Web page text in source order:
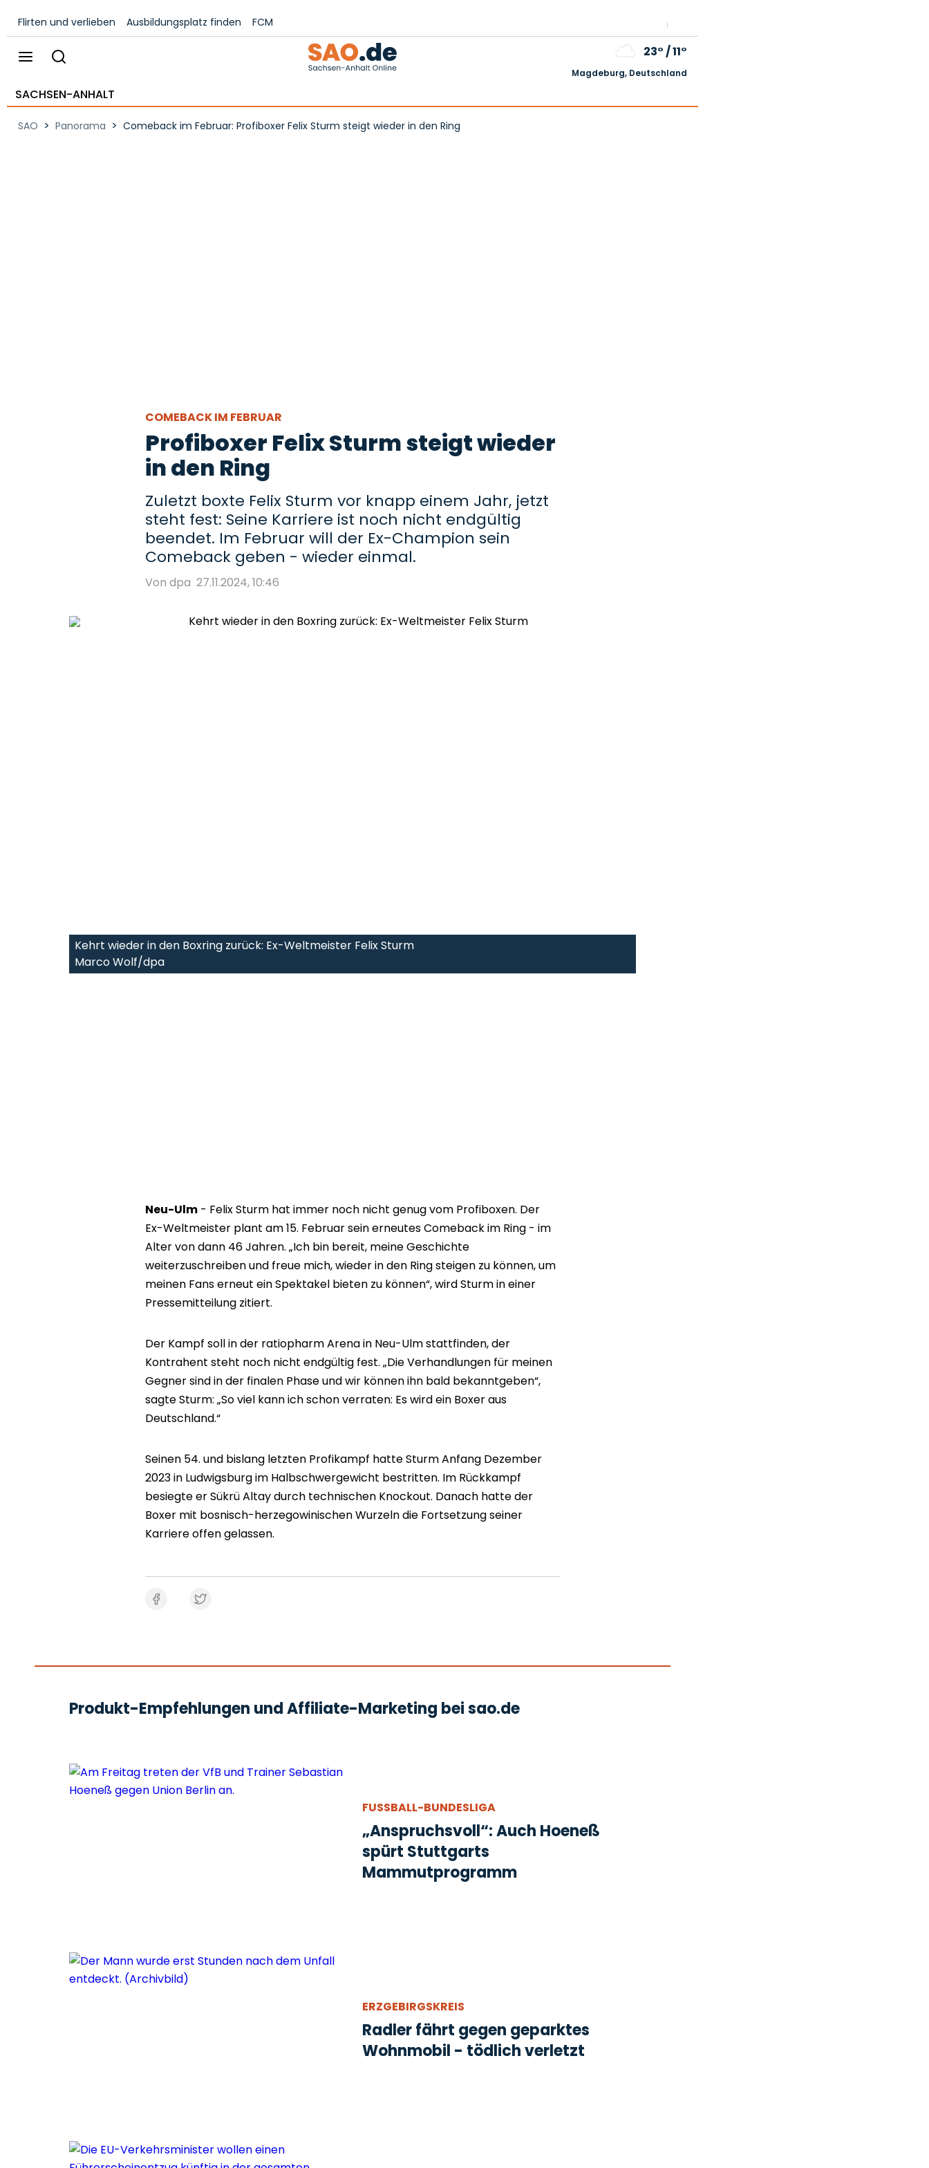
Flirten und verlieben Ausbildungsplatz finden FCM
23°/11°
Magdeburg, Deutschland
SACHSEN-ANHALT
SAO > Panorama > Comeback im Februar: Profiboxer Felix Sturm steigt wieder in den Ring
COMEBACK IM FEBRUAR
Profiboxer Felix Sturm steigt wieder
in den Ring
Zuletzt boxte Felix Sturm vor knapp einem Jahr, jetzt
steht fest: Seine Karriere ist noch nicht endgültig
beendet. Im Februar will der Ex-Champion sein
Comeback geben - wieder einmal.
Von dpa 27.11.2024, 10:46
Kehrt wieder in den Boxring zurück: Ex-Weltmeister Felix Sturm
Marco Wolf/dpa
Neu-Ulm - Felix Sturm hat immer noch nicht genug vom Profiboxen. Der
Ex-Weltmeister plant am 15. Februar sein erneutes Comeback im Ring - im
Alter von dann 46 Jahren. „Ich bin bereit, meine Geschichte
weiterzuschreiben und freue mich, wieder in den Ring steigen zu können, um
meinen Fans erneut ein Spektakel bieten zu können“, wird Sturm in einer
Pressemitteilung zitiert.
Der Kampf soll in der ratiopharm Arena in Neu-Ulm stattfinden, der
Kontrahent steht noch nicht endgültig fest. „Die Verhandlungen für meinen
Gegner sind in der finalen Phase und wir können ihn bald bekanntgeben“,
sagte Sturm: „So viel kann ich schon verraten: Es wird ein Boxer aus
Deutschland.“
Seinen 54. und bislang letzten Profikampf hatte Sturm Anfang Dezember
2023 in Ludwigsburg im Halbschwergewicht bestritten. Im Rückkampf
besiegte er Sükrü Altay durch technischen Knockout. Danach hatte der
Boxer mit bosnisch-herzegowinischen Wurzeln die Fortsetzung seiner
Karriere offen gelassen.
Produkt-Empfehlungen und Affiliate-Marketing bei sao.de
FUSSBALL-BUNDESLIGA
„Anspruchsvoll“: Auch Hoeneß
spürt Stuttgarts
Mammutprogramm
ERZGEBIRGSKREIS
Radler fährt gegen geparktes
Wohnmobil - tödlich verletzt